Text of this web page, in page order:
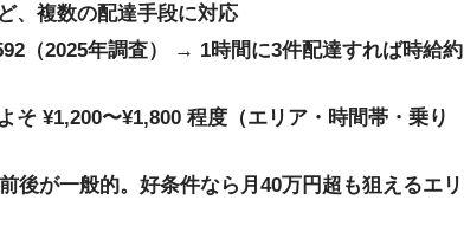
、複数の配達手段に対応
（2025年調査）
→ 1時間に3件配達すれば時給約
そ ¥1,200〜¥1,800 程度 （エリア・時間帯・乗り
後が一般的。好条件なら月40万円超も狙えるエリ